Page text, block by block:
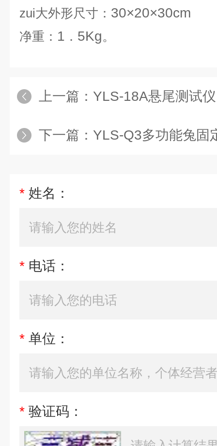
zui大外形尺寸： 30×20×30cm
净重： 1 ． 5Kg。
上一篇： YLS-18A悬尾测试仪
下一篇： YLS-Q3多功能兔固
* 姓名：
* 电话：
* 单位：
* 验证码：